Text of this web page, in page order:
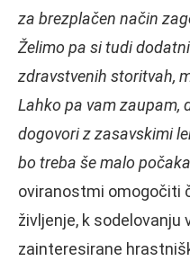
za brezplačen način
Želimo pa si tudi
zdravstvenih storitvah,
Lahko pa vam zaupam,
dogovori z zasavskimi
bo treba še malo
oviranostmi omogočiti
življenje, k sodelovanju
zainteresirane